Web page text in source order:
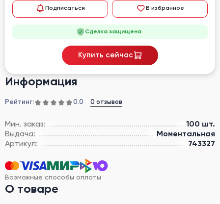
Информация
Рейтинг: 0.0 0 отзывов
Мин. заказ:
100 шт.
Выдача:
Моментальная
Артикул:
743327
Возможные способы оплаты
О товаре
Подписаться В избранное
Сделка защищена
Купить сейчас